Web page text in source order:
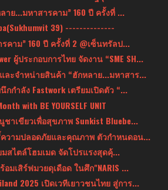
ย...มหาสารคาม” 160 ปี ครั้งที่ ...
39) --------------
คาม” 160 ปี ครั้งที่ 2 @เซ็นทรัลป...
ผู้ประกอบการไทย จัดงาน “SME SH...
ละจำหน่ายสินค้า “ฮักหลาย...มหาสาร...
กกำลัง Fastwork เตรียมเปิดตัว “...
with BE YOURSELF UNIT
าเขียวเพื่อสุขภาพ Sunkist Bluebe...
วามปลอดภัยและคุณภาพ ตัวกำหนดอน...
สไตล์โฮมเมด จัดโปรแรงสุดคุ้...
มเสิร์ฟมวยดุเดือด ในศึก"NARIS ...
2025 เปิดเวทีเยาวชนไทย สู่การ...